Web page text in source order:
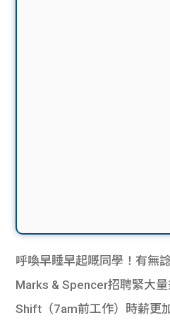
呼喚早睡早起嘅同學！有無
Marks & Spencer招聘緊大
Shift（7am前工作）時薪更